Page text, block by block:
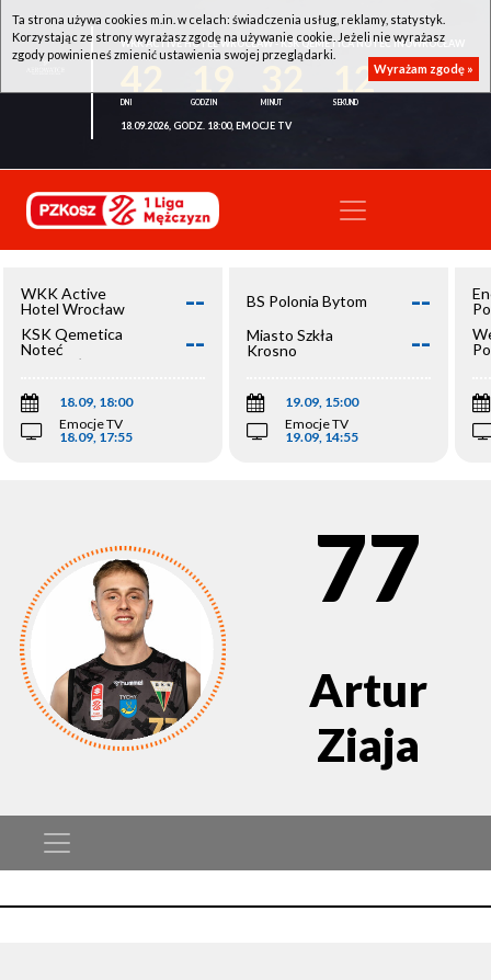
WKK ACTIVE HOTEL WROCŁAW - KSK QEMETICA NOTEĆ INOWROCŁAW
12
18.09.2026, GODZ. 18:00, EMOCJE TV
WKK Active
Hotel Wrocław
--
KSK Qemetica
Noteć
Inowrocław
--
18.09, 18:00
Emocje TV
18.09, 17:55
BS Polonia Bytom --
Miasto Szkła
Krosno
--
19.09, 15:00
Emocje TV
19.09, 14:55
77
Artur
Ziaja
Ta strona używa cookies m.in. w celach: świadczenia usług, reklamy, statystyk.
Korzystając ze strony wyrażasz zgodę na używanie cookie. Jeżeli nie wyrażasz
zgody powinieneś zmienić ustawienia swojej przeglądarki.
Wyrażam zgodę »